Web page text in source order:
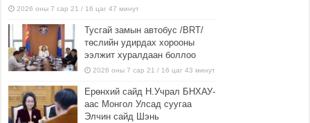
2026 оны 7 сар 21 / 16 цаг 47 минут
Тусгай замын автобус /BRT/
төслийн удирдах хорооны
ээлжит хуралдаан боллоо
2026 оны 7 сар 21 / 16 цаг 43 минут
Ерөнхий сайд Н.Учрал БНХАУ-
аас Монгол Улсад суугаа
Элчин сайд Шэнь